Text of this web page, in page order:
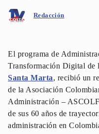
Redacción
El programa de
Transformación Digital de
Santa Marta, recibió un
de la Asociación
Administración –
de sus 60 años de
administración en